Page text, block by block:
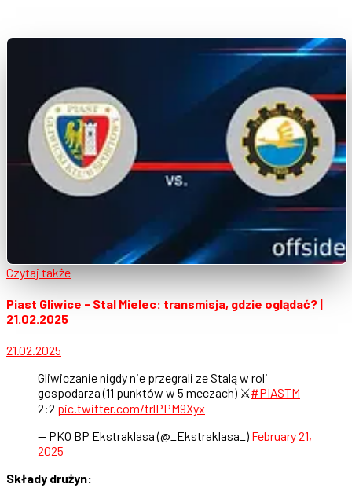
Czytaj także
Piast Gliwice - Stal Mielec: transmisja, gdzie oglądać? |
21.02.2025
21.02.2025
Gliwiczanie nigdy nie przegrali ze Stalą w roli
gospodarza (11 punktów w 5 meczach) ⚔️#PIASTM
2:2 pic.twitter.com/trlPPM9Xyx
— PKO BP Ekstraklasa (@_Ekstraklasa_) February 21,
2025
Składy drużyn: